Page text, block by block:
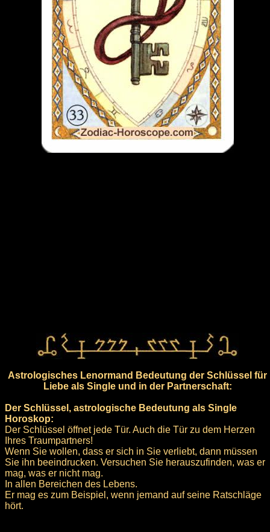
Astrologisches Lenormand Bedeutung der Schlüssel für
Liebe als Single und in der Partnerschaft:
Der Schlüssel, astrologische Bedeutung als Single
Horoskop:
Der Schlüssel öffnet jede Tür. Auch die Tür zu dem Herzen
Ihres Traumpartners!
Wenn Sie wollen, dass er sich in Sie verliebt, dann müssen
Sie ihn beeindrucken. Versuchen Sie herauszufinden, was er
mag, was er nicht mag.
In allen Bereichen des Lebens.
Er mag es zum Beispiel, wenn jemand auf seine Ratschläge
hört.